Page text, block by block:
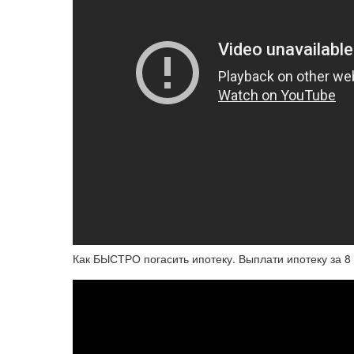
Как БЫСТРО погасить ипотеку. Выплати ипотеку за 8